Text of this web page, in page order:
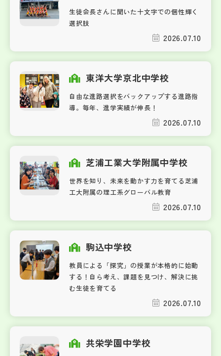
生徒会長さんに聞いた十文字での個性輝く
選択肢
2026.07.10
東洋大学京北中学校
自由な進路選択をバックアップする進路指
導。毎年、進学実績が伸長！
2026.07.10
芝浦工業大学附属中学校
世界を知り、未来を動かす力を育てる芝浦
工大附属の理工系グローバル教育
2026.07.10
駒込中学校
教員による「探究」の授業が本格的に始動
する！自ら考え、課題を見つけ、解決に挑
む生徒を育てる
2026.07.10
共栄学園中学校